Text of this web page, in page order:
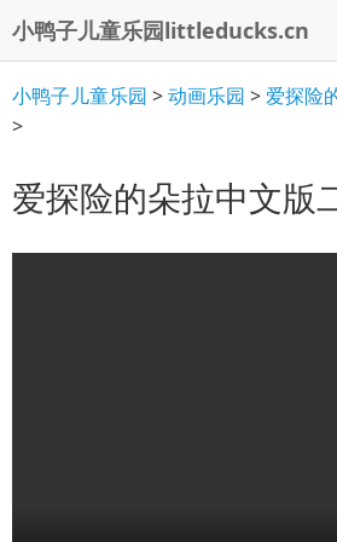
小鸭子儿童乐园littleducks.cn
小鸭子儿童乐园 >动画乐园 >爱探险
>
爱探险的朵拉中文版